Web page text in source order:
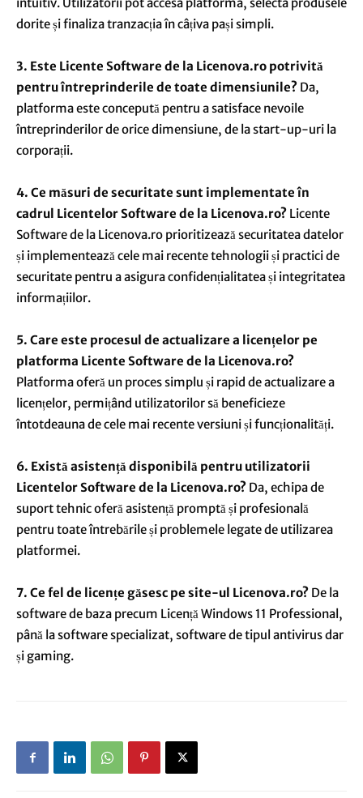
dorite și finaliza tranzacția în câțiva pași simpli.
3. Este Licente Software de la Licenova.ro potrivită
pentru întreprinderile de toate dimensiunile? Da,
platforma este concepută pentru a satisface nevoile
întreprinderilor de orice dimensiune, de la start-up-uri la
corporații.
4. Ce măsuri de securitate sunt implementate în
cadrul Licentelor Software de la Licenova.ro? Licente
Software de la Licenova.ro prioritizează securitatea datelor
și implementează cele mai recente tehnologii și practici de
securitate pentru a asigura confidențialitatea și integritatea
informațiilor.
5. Care este procesul de actualizare a licențelor pe
platforma Licente Software de la Licenova.ro?
Platforma oferă un proces simplu și rapid de actualizare a
licențelor, permițând utilizatorilor să beneficieze
întotdeauna de cele mai recente versiuni și funcționalități.
6. Există asistență disponibilă pentru utilizatorii
Licentelor Software de la Licenova.ro? Da, echipa de
suport tehnic oferă asistență promptă și profesională
pentru toate întrebările și problemele legate de utilizarea
platformei.
7. Ce fel de licențe găsesc pe site-ul Licenova.ro? De la
software de baza precum Licență Windows 11 Professional,
până la software specializat, software de tipul antivirus dar
și gaming.